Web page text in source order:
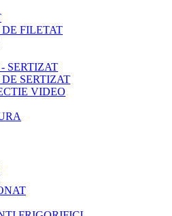
FILETAT
SERTIZAT
SERTIZAT
VIDEO